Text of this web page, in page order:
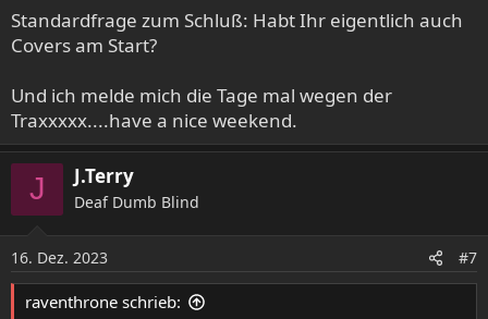
Standardfrage zum Schluß: Habt Ihr eigentlich auch
Covers am Start?
Und ich melde mich die Tage mal wegen der
Traxxxxx....have a nice weekend.
J J.Terry
Deaf Dumb Blind
16. Dez. 2023 #7
raventhrone schrieb: